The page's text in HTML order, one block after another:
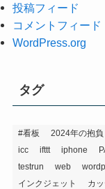
投稿フィード
コメントフィード
WordPress.org
タグ
#看板 2024年の抱負
icc
ifttt iphone
testrun
web
インクジェット
カ